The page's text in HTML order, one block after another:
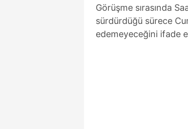
Görüşme sırasında
sürdürdüğü sürece
edemeyeceğini ifade